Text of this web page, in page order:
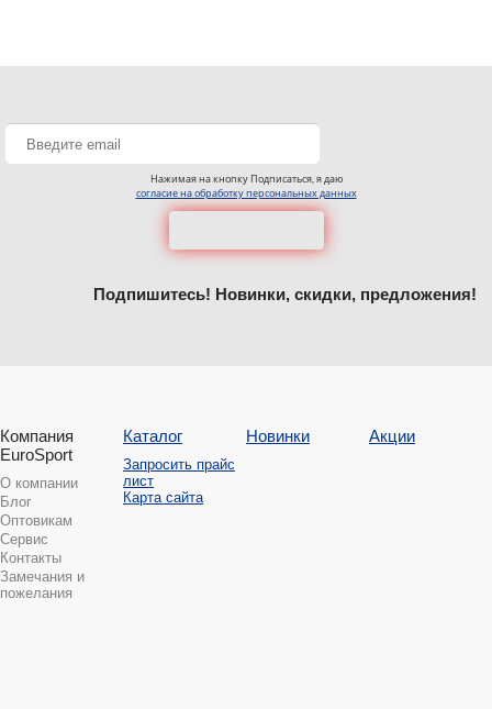
Нажимая на кнопку Подписаться, я даю
согласие на обработку персональных данных
Подпишитесь! Новинки, скидки, предложения!
Компания
EuroSport
О компании
Блог
Оптовикам
Сервис
Контакты
Замечания и
пожелания
Каталог
Запросить прайс
лист
Карта сайта
Новинки Акции